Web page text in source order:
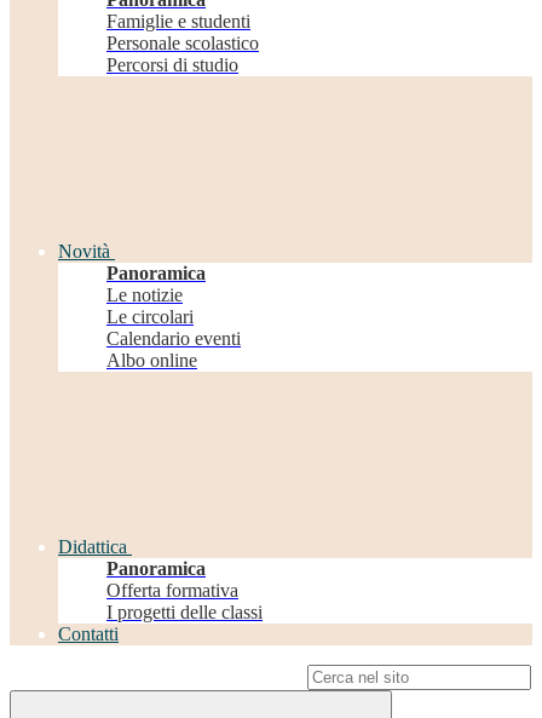
Famiglie e studenti
Personale scolastico
Percorsi di studio
Novità
Panoramica
Le notizie
Le circolari
Calendario eventi
Albo online
Didattica
Panoramica
Offerta formativa
I progetti delle classi
Contatti